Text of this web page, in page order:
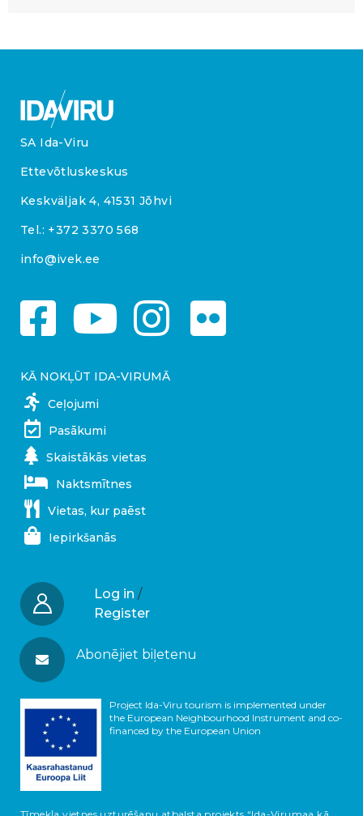
SA Ida-Viru
Ettevõtluskeskus
Keskväljak 4, 41531 Jõhvi
Tel.: +372 3370 568
info@ivek.ee
KĀ NOKĻŪT IDA-VIRUMĀ
Ceļojumi
Pasākumi
Skaistākās vietas
Naktsmītnes
Vietas, kur paēst
Iepirkšanās
Log in /
Register
Abonējiet biļetenu
Project Ida-Viru tourism is implemented under
the European Neighbourhood Instrument and co-
financed by the European Union